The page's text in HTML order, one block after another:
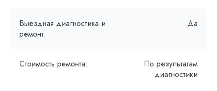
Выездная диагностика и
ремонт:
Да
Стоимость ремонта:
По результатам
диагностики